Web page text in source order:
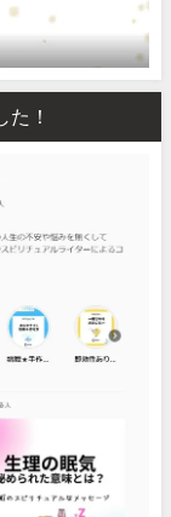
た！